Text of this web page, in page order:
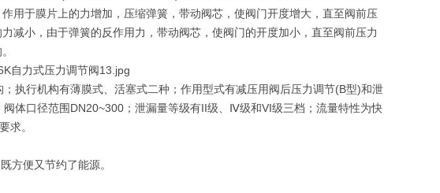
用于膜片上的力增加，压缩弹簧，带动阀芯，使阀门开度增大，直至阀前压
减小，由于弹簧的反作用力，带动阀芯，使阀门的开度加小，直至阀前压力
执行机构有薄膜式、活塞式二种；作用型式有减压用阀后压力调节(B型)和泄
体口径范围DN20~300；泄漏量等级有II级、Ⅳ级和VI级三档；流量特性为快
求。
方便又节约了能源。